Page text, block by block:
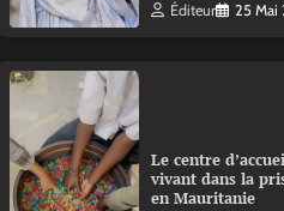
Éditeur 25 Mai
Le centre
vivant dans la
en Mauritanie